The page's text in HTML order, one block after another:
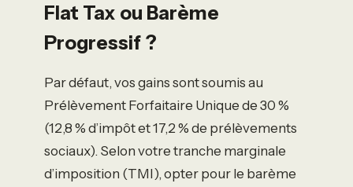
Flat Tax ou Barème
Progressif ?
Par défaut, vos gains sont soumis au
Prélèvement Forfaitaire Unique de 30 %
(12,8 % d’impôt et 17,2 % de prélèvements
sociaux). Selon votre tranche marginale
d’imposition (TMI), opter pour le barème